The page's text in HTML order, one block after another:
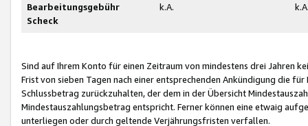
Bearbeitungsgebühr
Scheck
k.A.
Sind auf Ihrem Konto für einen Zeitraum von mindestens drei Jahren
Frist von sieben Tagen nach einer entsprechenden Ankündigung die
Schlussbetrag zurückzuhalten, der dem in der Übersicht
Mindestauszahlungsbetrag entspricht. Ferner können eine etwaig
unterliegen oder durch geltende Verjährungsfristen verfallen.